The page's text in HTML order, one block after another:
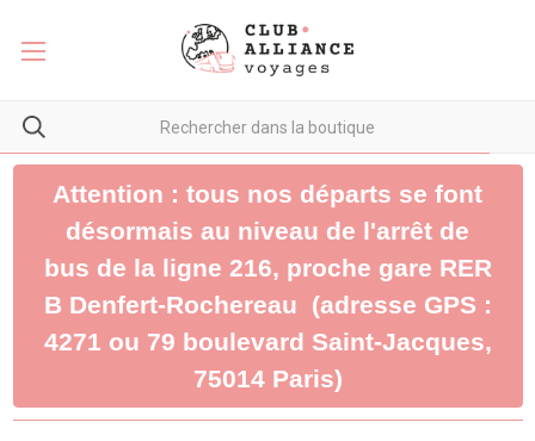
Attention : tous nos départs se font
désormais au niveau de l'arrêt de
bus de la ligne 216, proche gare RER
B Denfert-Rochereau (adresse GPS :
4271 ou 79 boulevard Saint-Jacques,
75014 Paris)